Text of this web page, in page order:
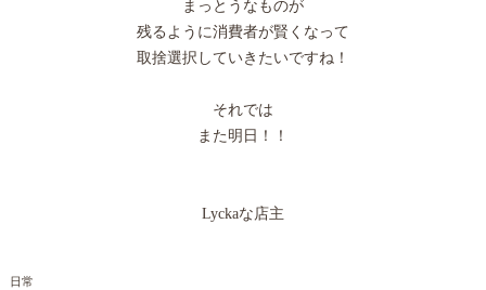
まっとうなものが
残るように消費者が賢くなって
取捨選択していきたいですね！
それでは
また明日！！
Lyckaな店主
日常